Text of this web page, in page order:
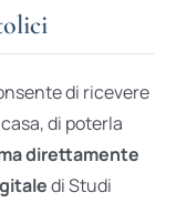
di ricevere
di poterla
direttamente
di Studi